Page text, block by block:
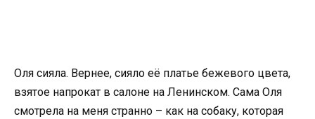
Оля сияла. Вернее, сияло её платье бежевого цвета,
взятое напрокат в салоне на Ленинском. Сама Оля
смотрела на меня странно – как на собаку, которая